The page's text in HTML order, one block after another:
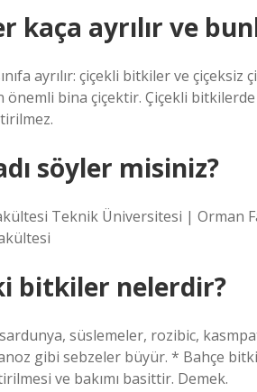
kaça ayrılır ve
ayrılır: çiçekli bitkiler ve çiçeksiz
önemli bina çiçektir. Çiçekli
söyler misiniz?
Teknik Üniversitesi | Orman
bitkiler nelerdir?
süslemeler, rozibic,
gibi sebzeler büyür. * Bahçe
ve bakımı basittir. Demek.